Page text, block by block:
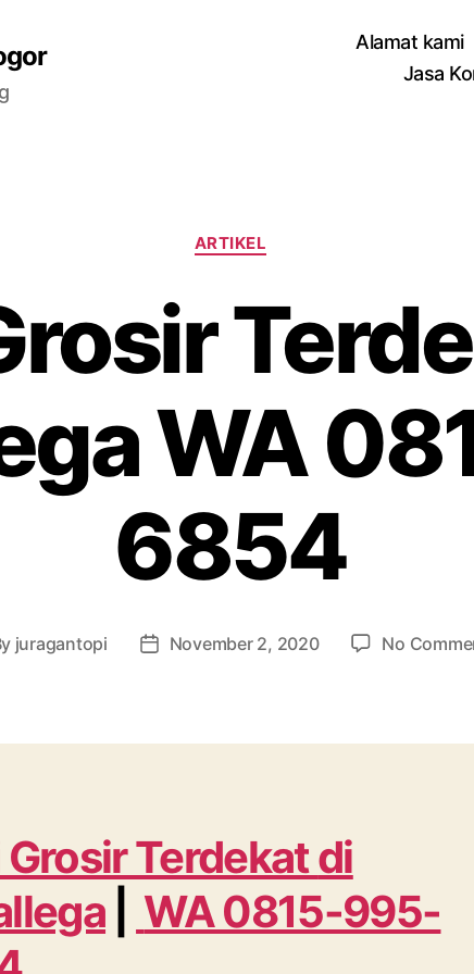
Alamat kami
Jasa
Categories
ARTIKEL
WA
6854
juragantopi
PostNovember 2, 2020 No
Terdekatdi
WA 0815-995-